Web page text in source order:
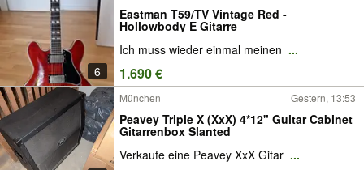
6
Eastman T59/TV Vintage Red -
Hollowbody E Gitarre
Ich muss wieder einmal meinen ...
1.690 €
München Gestern, 13:53
Peavey Triple X (XxX) 4*12" Guitar Cabinet
Gitarrenbox Slanted
Verkaufe eine Peavey XxX Gitar ...